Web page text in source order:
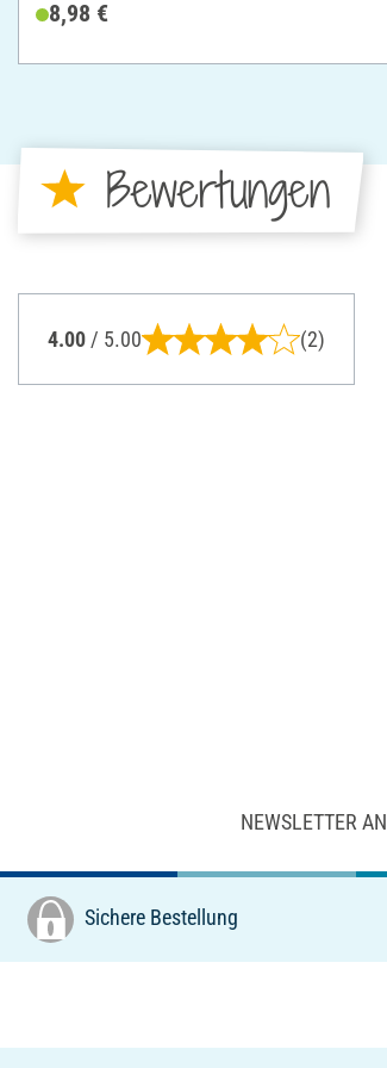
8,98 €
Bewertungen
4.00 / 5.00 (2)
NEWSLETTER
Sichere Bestellung